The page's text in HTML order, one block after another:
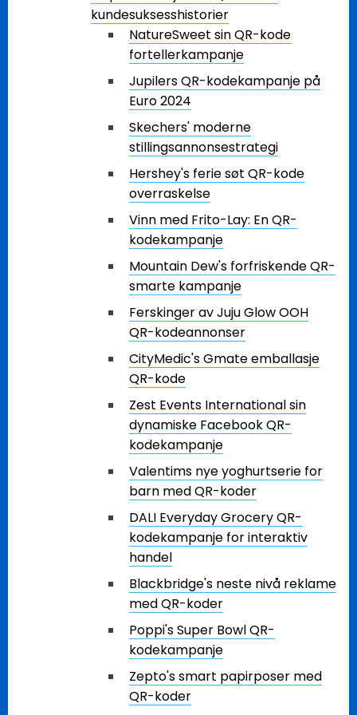
kundesuksesshistorier
NatureSweet sin QR-kode
fortellerkampanje
Jupilers QR-kodekampanje på
Euro 2024
Skechers' moderne
stillingsannonsestrategi
Hershey's ferie søt QR-kode
overraskelse
Vinn med Frito-Lay: En QR-
kodekampanje
Mountain Dew's forfriskende QR-
smarte kampanje
Ferskinger av Juju Glow OOH
QR-kodeannonser
CityMedic's Gmate emballasje
QR-kode
Zest Events International sin
dynamiske Facebook QR-
kodekampanje
Valentims nye yoghurtserie for
barn med QR-koder
DALI Everyday Grocery QR-
kodekampanje for interaktiv
handel
Blackbridge's neste nivå reklame
med QR-koder
Poppi's Super Bowl QR-
kodekampanje
Zepto's smart papirposer med
QR-koder